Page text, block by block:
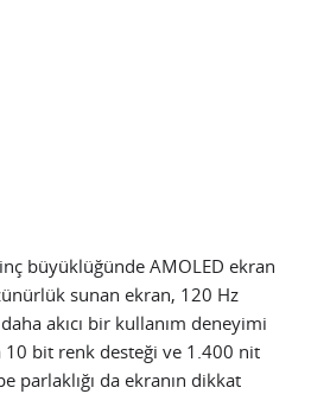
büyüklüğünde AMOLED ekran
sunan ekran, 120 Hz
akıcı bir kullanım deneyimi
10 bit renk desteği ve 1.400 nit
parlaklığı da ekranın dikkat